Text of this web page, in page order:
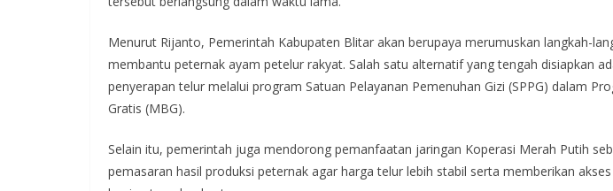
Menurut Rijanto, Pemerintah Kabupaten Blitar akan berupaya merumuskan langkah-
membantu peternak ayam petelur rakyat. Salah satu alternatif yang tengah disiapkan
penyerapan telur melalui program Satuan Pelayanan Pemenuhan Gizi (SPPG) dalam
Gratis (MBG).
Selain itu, pemerintah juga mendorong pemanfaatan jaringan Koperasi Merah Putih
pemasaran hasil produksi peternak agar harga telur lebih stabil serta memberikan